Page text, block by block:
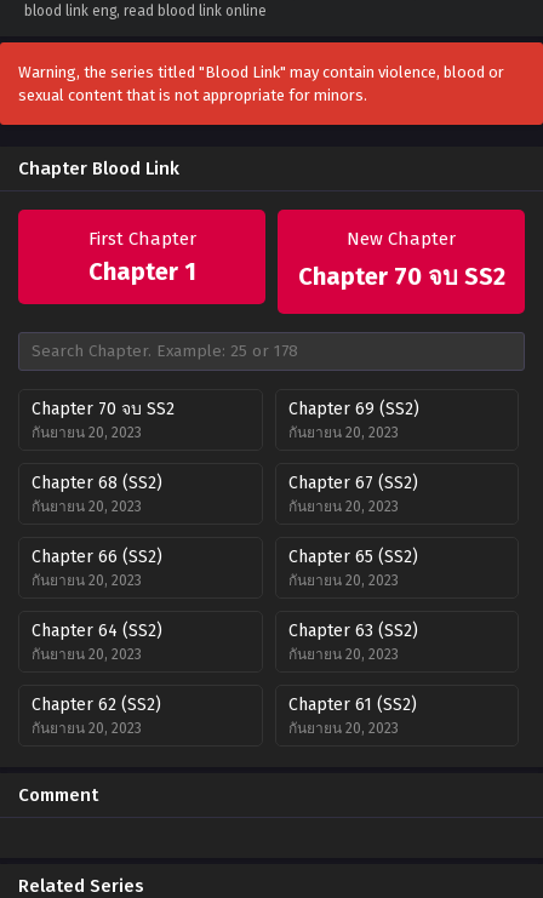
blood link eng, read blood link online
Warning, the series titled "Blood Link" may contain violence, blood or
sexual content that is not appropriate for minors.
Chapter Blood Link
First Chapter
Chapter 1
New Chapter
Chapter 70 จบ SS2
Chapter 70 จบ SS2
กันยายน 20, 2023
Chapter 69 (SS2)
กันยายน 20, 2023
Chapter 68 (SS2)
กันยายน 20, 2023
Chapter 67 (SS2)
กันยายน 20, 2023
Chapter 66 (SS2)
กันยายน 20, 2023
Chapter 65 (SS2)
กันยายน 20, 2023
Chapter 64 (SS2)
กันยายน 20, 2023
Chapter 63 (SS2)
กันยายน 20, 2023
Chapter 62 (SS2)
กันยายน 20, 2023
Chapter 61 (SS2)
กันยายน 20, 2023
กันยายน 20, 2023
กันยายน 20, 2023
Comment
Related Series